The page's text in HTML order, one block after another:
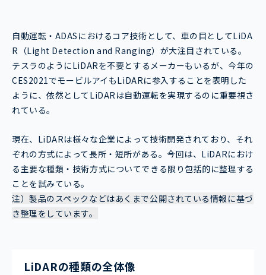
自動運転・ADASにおけるコア技術として、車の目としてLiDA
R（Light Detection and Ranging）が大注目されている。
テスラのようにLiDARを不要とするメーカーもいるが、今年の
CES2021でモービルアイもLiDARに参入することを表明した
ように、依然としてLiDARは自動運転を実現するのに重要視さ
れている。
現在、LiDARは様々な企業によって技術開発されており、それ
ぞれの方式によって長所・短所がある。今回は、LiDARにおけ
る主要な種類・技術方式についてできる限り包括的に整理する
ことを試みている。
注）製品のスペックなどはあくまで公開されている情報に基づ
き整理をしています。
LiDARの種類の全体像